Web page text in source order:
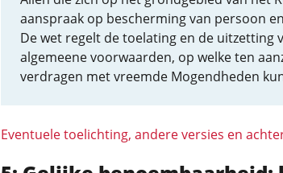
aanspraak op bescherming van persoon
De wet regelt de toelating en de uitzetting
algemeene voorwaarden, op welke ten
verdragen met vreemde Mogendheden
Eventuele toelichting, andere versies en